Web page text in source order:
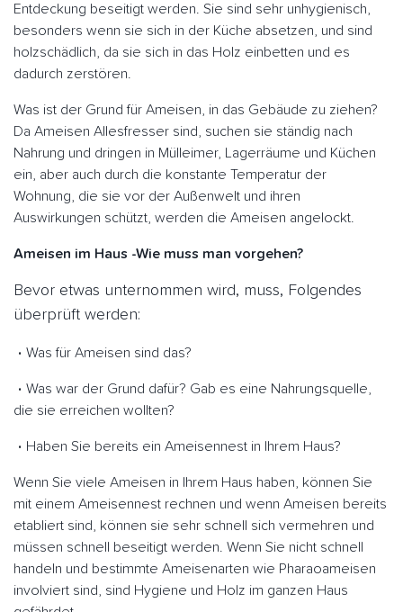
Entdeckung beseitigt werden. Sie sind sehr unhygienisch,
besonders wenn sie sich in der Küche absetzen, und sind
holzschädlich, da sie sich in das Holz einbetten und es
dadurch zerstören.
Was ist der Grund für Ameisen, in das Gebäude zu ziehen?
Da Ameisen Allesfresser sind, suchen sie ständig nach
Nahrung und dringen in Mülleimer, Lagerräume und Küchen
ein, aber auch durch die konstante Temperatur der
Wohnung, die sie vor der Außenwelt und ihren
Auswirkungen schützt, werden die Ameisen angelockt.
Ameisen im Haus -Wie muss man vorgehen?
Bevor etwas unternommen wird, muss, Folgendes
überprüft werden:
Was für Ameisen sind das?
Was war der Grund dafür? Gab es eine Nahrungsquelle,
die sie erreichen wollten?
Haben Sie bereits ein Ameisennest in Ihrem Haus?
Wenn Sie viele Ameisen in Ihrem Haus haben, können Sie
mit einem Ameisennest rechnen und wenn Ameisen bereits
etabliert sind, können sie sehr schnell sich vermehren und
müssen schnell beseitigt werden. Wenn Sie nicht schnell
handeln und bestimmte Ameisenarten wie Pharaoameisen
involviert sind, sind Hygiene und Holz im ganzen Haus